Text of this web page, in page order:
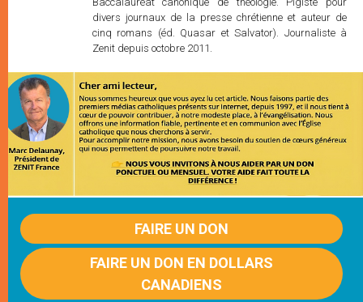
divers journaux de la presse chrétienne et auteur de
cinq romans (éd. Quasar et Salvator). Journaliste à
Zenit depuis octobre 2011.
FAIRE UN DON
FAIRE UN DON EN DOLLARS
CANADIENS